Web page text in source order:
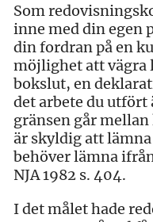
Som
inne med din egen
din fordran på en
möjlighet att vägra
bokslut, en
det arbete du
gränsen går
är skyldig att
behöver lämna
NJA 1982 s. 404.
I det målet hade